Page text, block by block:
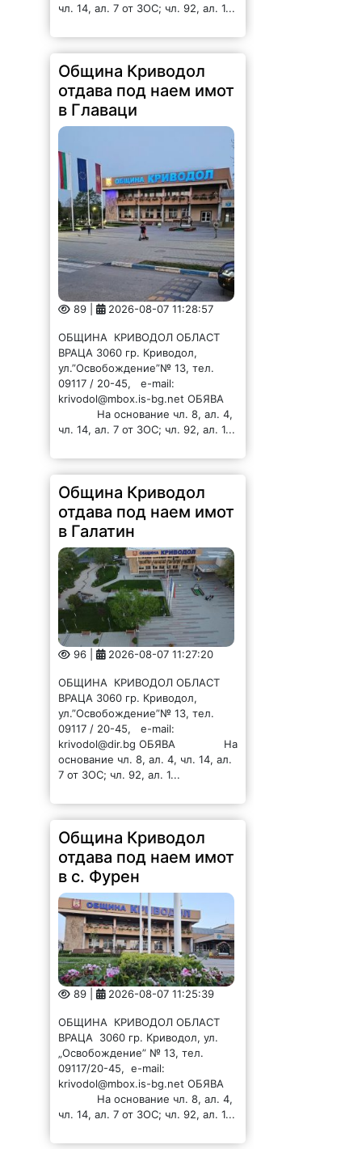
чл. 14, ал. 7 от ЗОС; чл. 92, ал. 1...
Община Криводол
отдава под наем имот
в Главаци
89 | 2026-08-07 11:28:57
ОБЩИНА КРИВОДОЛ ОБЛАСТ
ВРАЦА 3060 гр. Криводол,
ул.”Освобождение”№ 13, тел.
09117 / 20-45, e-mail:
krivodol@mbox.is-bg.net ОБЯВА
На основание чл. 8, ал. 4,
чл. 14, ал. 7 от ЗОС; чл. 92, ал. 1...
Община Криводол
отдава под наем имот
в Галатин
96 | 2026-08-07 11:27:20
ОБЩИНА КРИВОДОЛ ОБЛАСТ
ВРАЦА 3060 гр. Криводол,
ул.”Освобождение”№ 13, тел.
09117 / 20-45, e-mail:
krivodol@dir.bg ОБЯВА На
основание чл. 8, ал. 4, чл. 14, ал.
7 от ЗОС; чл. 92, ал. 1...
Община Криводол
отдава под наем имот
в с. Фурен
89 | 2026-08-07 11:25:39
ОБЩИНА КРИВОДОЛ ОБЛАСТ
ВРАЦА 3060 гр. Криводол, ул.
„Освобождение” № 13, тел.
09117/20-45, e-mail:
krivodol@mbox.is-bg.net ОБЯВА
На основание чл. 8, ал. 4,
чл. 14, ал. 7 от ЗОС; чл. 92, ал. 1...